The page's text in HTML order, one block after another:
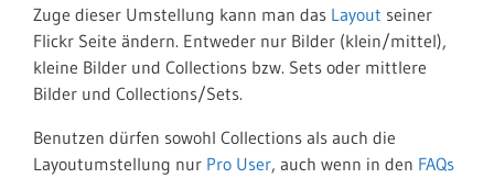
Zuge dieser Umstellung kann man das Layout seiner
Flickr Seite ändern. Entweder nur Bilder (klein/mittel),
kleine Bilder und Collections bzw. Sets oder mittlere
Bilder und Collections/Sets.
Benutzen dürfen sowohl Collections als auch die
Layoutumstellung nur Pro User, auch wenn in den FAQs